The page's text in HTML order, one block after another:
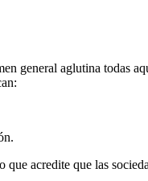
general aglutina todas
acredite que las